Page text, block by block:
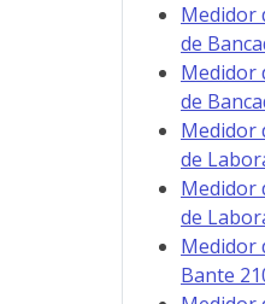
Medidor
de
Medidor
de
Medidor
de
Medidor
de
Medidor
Bante